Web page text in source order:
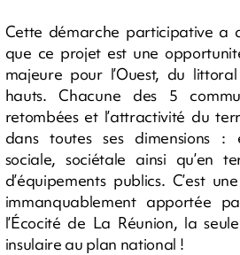
Cette démarche participative a
que ce projet est une
majeure pour l’Ouest, du
hauts. Chacune des 5
retombées et l’attractivité du
dans toutes ses dimensions :
sociale, sociétale ainsi qu’en
d’équipements publics. C’est
immanquablement apportée
l’Écocité de La Réunion, la
insulaire au plan national !